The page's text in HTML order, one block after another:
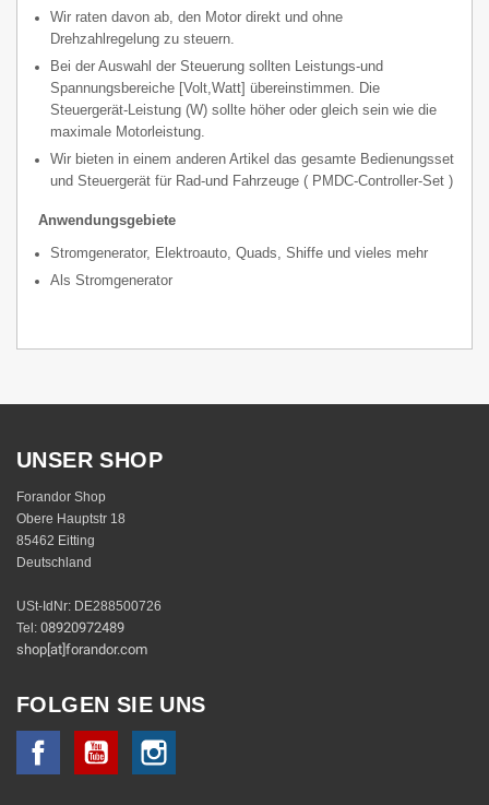
Wir raten davon ab, den Motor direkt und ohne
Drehzahlregelung zu steuern.
Bei der Auswahl der Steuerung sollten Leistungs-und
Spannungsbereiche [Volt,Watt] übereinstimmen. Die
Steuergerät-Leistung (W) sollte höher oder gleich sein wie die
maximale Motorleistung.
Wir bieten in einem anderen Artikel das gesamte Bedienungsset
und Steuergerät für Rad-und Fahrzeuge ( PMDC-Controller-Set )
Anwendungsgebiete
Stromgenerator, Elektroauto, Quads, Shiffe und vieles mehr
Als Stromgenerator
UNSER SHOP
Forandor Shop
Obere Hauptstr 18
85462 Eitting
Deutschland
USt-IdNr: DE288500726
Tel: 08920972489
shop[at]forandor.com
FOLGEN SIE UNS
Facebook YouTube